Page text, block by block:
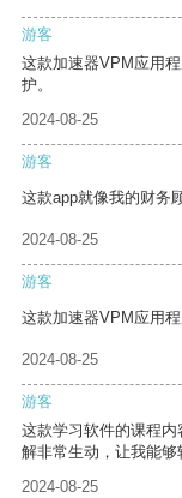
游客
这款加速器VPM应用
护。
2024-08-25
游客
这款app就像我的财务
2024-08-25
游客
这款加速器VPM应用
2024-08-25
游客
这款学习软件的课程
解非常生动，让我能够
2024-08-25